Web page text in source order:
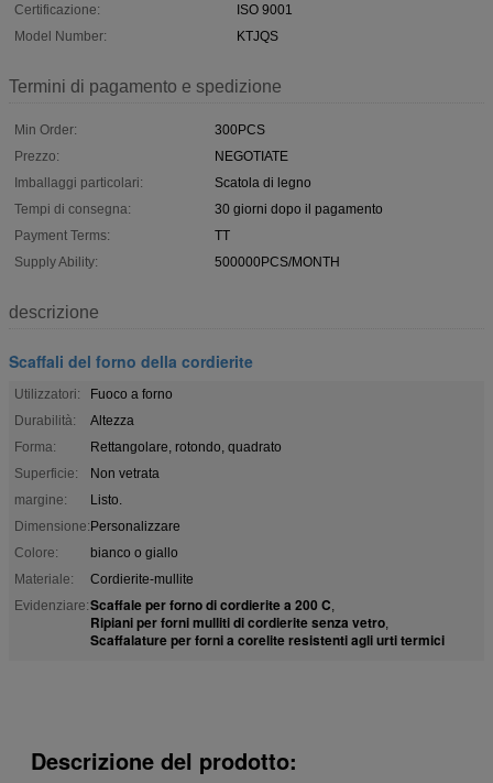
Certificazione:
ISO 9001
Model Number:
KTJQS
Termini di pagamento e spedizione
Min Order:
300PCS
Prezzo:
NEGOTIATE
Imballaggi particolari:
Scatola di legno
Tempi di consegna:
30 giorni dopo il pagamento
Payment Terms:
TT
Supply Ability:
500000PCS/MONTH
descrizione
Scaffali del forno della cordierite
Utilizzatori:
Fuoco a forno
Durabilità:
Altezza
Forma:
Rettangolare, rotondo, quadrato
Superficie:
Non vetrata
margine:
Listo.
Dimensione:Personalizzare
Colore:
bianco o giallo
Materiale:
Cordierite-mullite
Evidenziare:Scaffale per forno di cordierite a 200 C,
Ripiani per forni mulliti di cordierite senza vetro,
Scaffalature per forni a corelite resistenti agli urti termici
Descrizione del prodotto: